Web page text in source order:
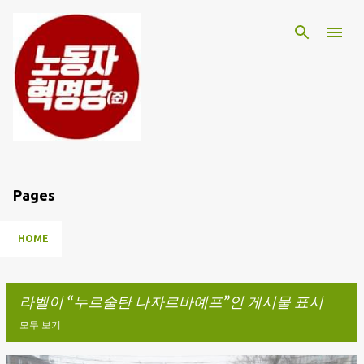
Pages
HOME
라벨이 누르술탄 나자르바예프 인 게시물 표시
모두 보기